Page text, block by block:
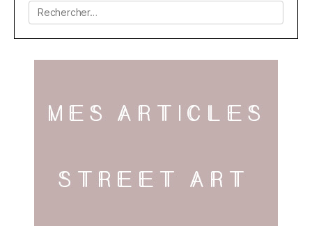
Rechercher :